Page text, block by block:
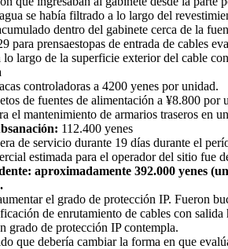
se había filtrado a lo largo del
dentro del gabinete cerca de la
para prensaestopas de entrada de cables
lo largo de la superficie exterior del cable
controladoras a 4200 yenes por unidad.
de fuentes de alimentación a ¥8.800 por
el mantenimiento de armarios traseros en
112.400 yenes
de servicio durante 19 días durante el
estimada para el operador del sitio fue
aproximadamente 392.000 yenes
el grado de protección IP. Fueron
de enrutamiento de cables con
grado de protección IP contempla.
que debería cambiar la forma en que